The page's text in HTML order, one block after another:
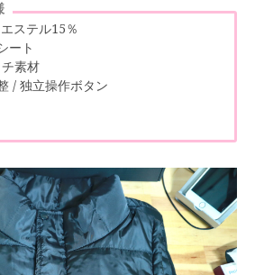
ステル15％
ート
素材
/ 独立操作ボタン